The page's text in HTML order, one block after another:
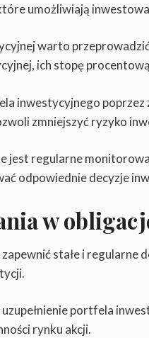
umożliwiają
warto
ich stopę
inwestycyjnego poprzez
zmniejszyć ryzyko
jest regularne
odpowiednie decyzje
w
stałe i
portfela
rynku akcji.